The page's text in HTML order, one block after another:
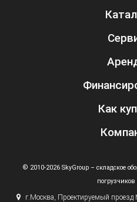
Как
© 2010-2026 SkyGroup – складское
г.Москва, Проектируемый